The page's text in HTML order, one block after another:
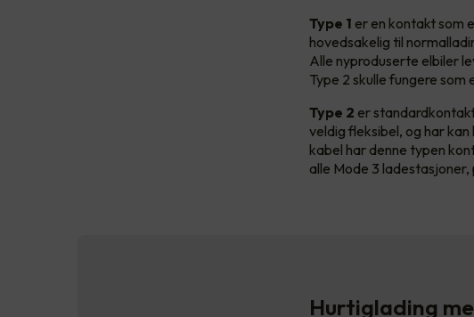
Type 1 er en kontakt som
hovedsakelig til
Alle nyproduserte elbiler
Type 2 skulle fungere som
Type 2 er
veldig fleksibel, og har
kabel har denne typen
alle Mode 3
Hurtiglading